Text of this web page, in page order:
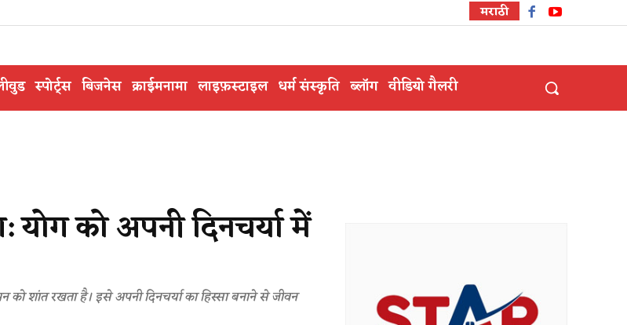
मराठी
स्पोर्ट्स बिजनेस क्राईमनामा लाइफ़स्टाइल धर्म संस्कृति ब्लॉग वीडियो गैलरी
योग को अपनी दिनचर्या में
शांत रखता है। इसे अपनी दिनचर्या का हिस्सा बनाने से जीवन